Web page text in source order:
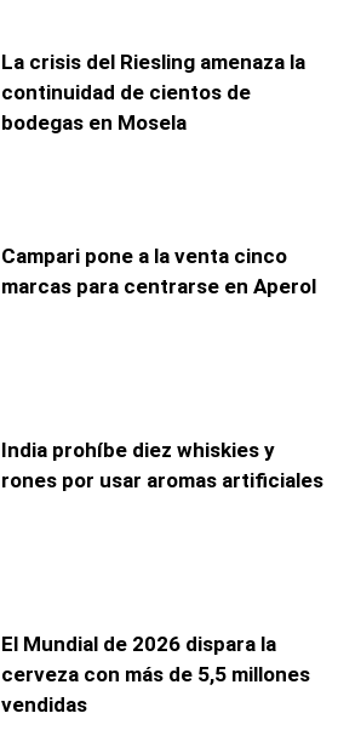
La crisis del Riesling amenaza la
continuidad de cientos de
bodegas en Mosela
Campari pone a la venta cinco
marcas para centrarse en Aperol
India prohíbe diez whiskies y
rones por usar aromas artificiales
El Mundial de 2026 dispara la
cerveza con más de 5,5 millones
vendidas